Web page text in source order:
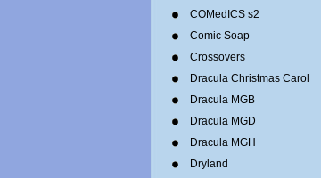
COMedICS s2
Comic Soap
Crossovers
Dracula Christmas Carol
Dracula MGB
Dracula MGD
Dracula MGH
Dryland